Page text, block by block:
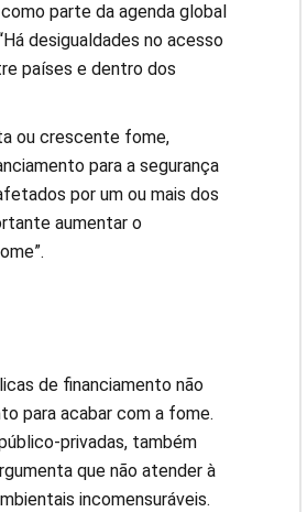
parte da agenda global
desigualdades no acesso
países e dentro dos
ou crescente fome,
para a segurança
por um ou mais dos
aumentar o
de financiamento não
para acabar com a fome.
privadas, também
que não atender à
incomensuráveis.